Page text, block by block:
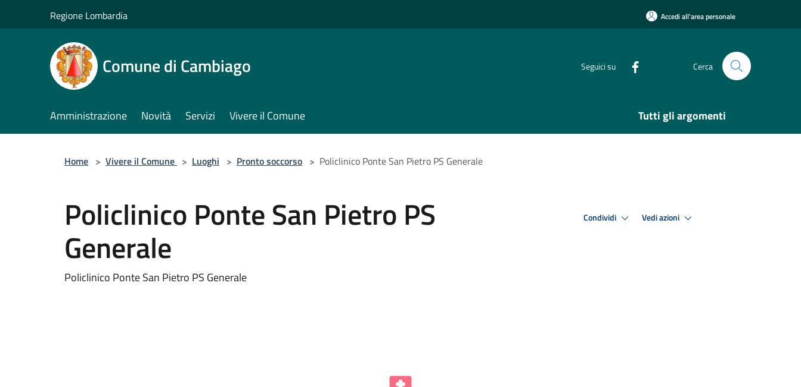
Regione Lombardia Accedi all'area personale
Comune di Cambiago Seguici su Cerca
Amministrazione Novità Servizi Vivere il Comune Tutti gli argomenti
Home > Vivere il Comune > Luoghi > Pronto soccorso > Policlinico Ponte San Pietro PS Generale
Policlinico Ponte San Pietro PS
Generale
Policlinico Ponte San Pietro PS Generale
Condividi Vedi azioni